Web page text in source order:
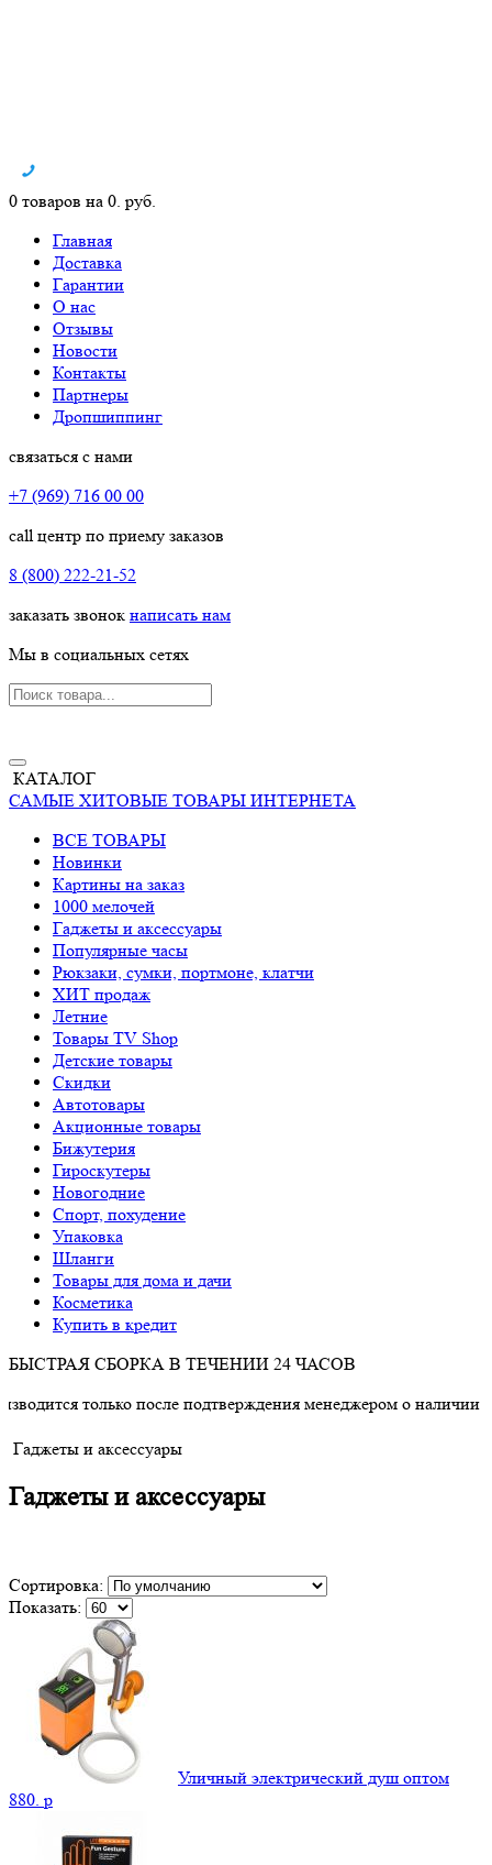
0 товаров на 0. руб.
Главная
Доставка
Гарантии
О нас
Отзывы
Новости
Контакты
Партнеры
Дропшиппинг
связаться с нами
+7 (969) 716 00 00
call центр по приему заказов
8 (800) 222-21-52
заказать звонок написать нам
Мы в социальных сетях
КАТАЛОГ
САМЫЕ ХИТОВЫЕ ТОВАРЫ ИНТЕРНЕТА
ВСЕ ТОВАРЫ
Новинки
Картины на заказ
1000 мелочей
Гаджеты и аксессуары
Популярные часы
Рюкзаки, сумки, портмоне, клатчи
ХИТ продаж
Летние
Товары TV Shop
Детские товары
Cкидки
Автотовары
Акционные товары
Бижутерия
Гироскутеры
Новогодние
Спорт, похудение
Упаковка
Шланги
Товары для дома и дачи
Косметика
Купить в кредит
БЫСТРАЯ СБОРКА В ТЕЧЕНИИ 24 ЧАСОВ
после подтверждения менеджером о наличии товара.
Гаджеты и аксессуары
Гаджеты и аксессуары
Сортировка:
Показать:
Уличный электрический душ оптом
880. p